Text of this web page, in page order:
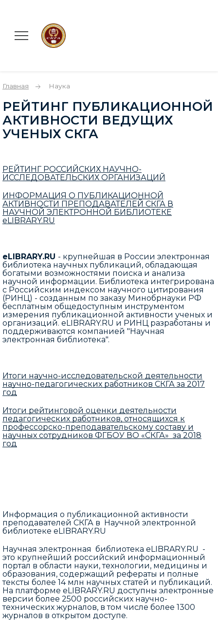
Главная Наука
РЕЙТИНГ ПУБЛИКАЦИОННОЙ
АКТИВНОСТИ ВЕДУЩИХ
УЧЕНЫХ СКГА
РЕЙТИНГ РОССИЙСКИХ НАУЧНО-
ИССЛЕДОВАТЕЛЬСКИХ ОРГАНИЗАЦИЙ
ИНФОРМАЦИЯ О ПУБЛИКАЦИОННОЙ
АКТИВНОСТИ ПРЕПОДАВАТЕЛЕЙ СКГА В
НАУЧНОЙ ЭЛЕКТРОННОЙ БИБЛИОТЕКЕ
eLIBRARY.RU
eLIBRARY.RU - крупнейшая в России электронная
библиотека научных публикаций, обладающая
богатыми возможностями поиска и анализа
научной информации. Библиотека интегрирована
с Российским индексом научного цитирования
(РИНЦ) - созданным по заказу Минобрнауки РФ
бесплатным общедоступным инструментом
измерения публикационной активности ученых и
организаций. eLIBRARY.RU и РИНЦ разработаны и
поддерживаются компанией "Научная
электронная библиотека".
Итоги научно-исследовательской деятельности
научно-педагогических работников СКГА за 2017
год
Итоги рейтинговой оценки деятельности
педагогических работников, относящихся к
профессорско-преподавательскому составу и
научных сотрудников ФГБОУ ВО «СКГА» за 2018
год
Информация о публикационной активности
преподавателей СКГА в Научной электронной
библиотеке eLIBRARY.RU
Научная электронная библиотека eLIBRARY.RU -
это крупнейший российский информационный
портал в области науки, технологии, медицины и
образования, содержащий рефераты и полные
тексты более 14 млн научных статей и публикаций.
На платформе eLIBRARY.RU доступны электронные
версии более 2500 российских научно-
технических журналов, в том числе более 1300
журналов в открытом доступе.